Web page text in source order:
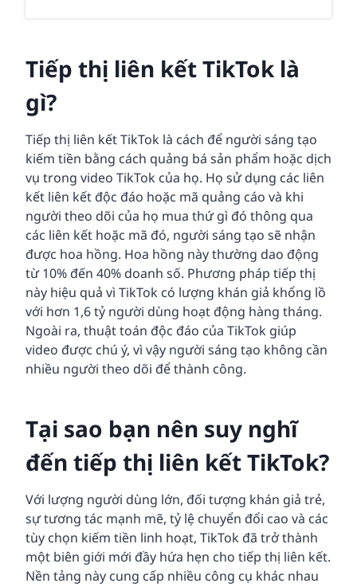
Tiếp thị liên kết TikTok là
gì?
Tiếp thị liên kết TikTok là cách để người sáng tạo
kiếm tiền bằng cách quảng bá sản phẩm hoặc dịch
vụ trong video TikTok của họ. Họ sử dụng các liên
kết liên kết độc đáo hoặc mã quảng cáo và khi
người theo dõi của họ mua thứ gì đó thông qua
các liên kết hoặc mã đó, người sáng tạo sẽ nhận
được hoa hồng. Hoa hồng này thường dao động
từ 10% đến 40% doanh số. Phương pháp tiếp thị
này hiệu quả vì TikTok có lượng khán giả khổng lồ
với hơn 1,6 tỷ người dùng hoạt động hàng tháng.
Ngoài ra, thuật toán độc đáo của TikTok giúp
video được chú ý, vì vậy người sáng tạo không cần
nhiều người theo dõi để thành công.
Tại sao bạn nên suy nghĩ
đến tiếp thị liên kết TikTok?
Với lượng người dùng lớn, đối tượng khán giả trẻ,
sự tương tác mạnh mẽ, tỷ lệ chuyển đổi cao và các
tùy chọn kiếm tiền linh hoạt, TikTok đã trở thành
một biên giới mới đầy hứa hẹn cho tiếp thị liên kết.
Nền tảng này cung cấp nhiều công cụ khác nhau